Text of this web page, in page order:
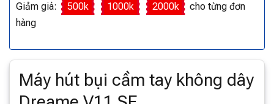
Giảm giá: 500k 1000k 2000k
cho từng đơn
hàng
Máy hút bụi cầm tay không dây